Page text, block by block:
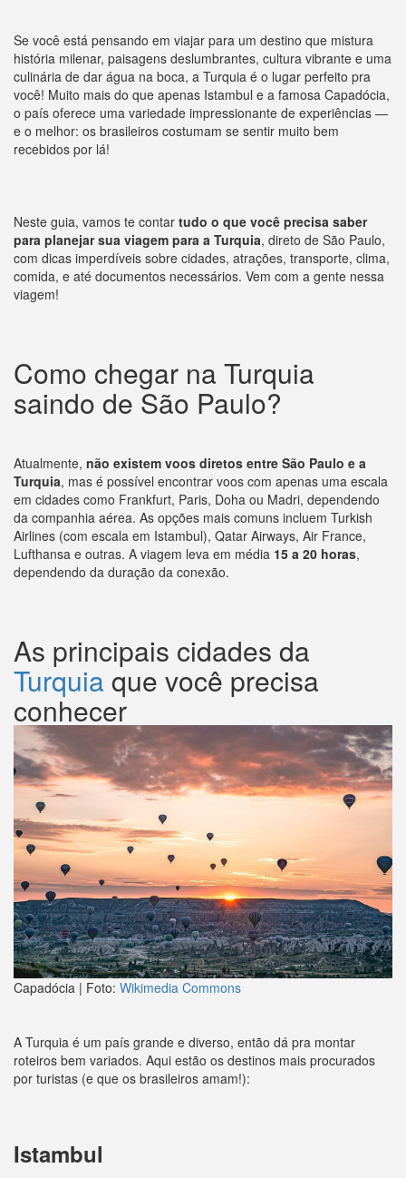
Se você está pensando em viajar para um destino que mistura
história milenar, paisagens deslumbrantes, cultura vibrante e uma
culinária de dar água na boca, a Turquia é o lugar perfeito pra
você! Muito mais do que apenas Istambul e a famosa Capadócia,
o país oferece uma variedade impressionante de experiências —
e o melhor: os brasileiros costumam se sentir muito bem
recebidos por lá!
Neste guia, vamos te contar tudo o que você precisa saber
para planejar sua viagem para a Turquia, direto de São Paulo,
com dicas imperdíveis sobre cidades, atrações, transporte, clima,
comida, e até documentos necessários. Vem com a gente nessa
viagem!
Como chegar na Turquia
saindo de São Paulo?
Atualmente, não existem voos diretos entre São Paulo e a
Turquia, mas é possível encontrar voos com apenas uma escala
em cidades como Frankfurt, Paris, Doha ou Madri, dependendo
da companhia aérea. As opções mais comuns incluem Turkish
Airlines (com escala em Istambul), Qatar Airways, Air France,
Lufthansa e outras. A viagem leva em média 15 a 20 horas,
dependendo da duração da conexão.
As principais cidades da
Turquia que você precisa
conhecer
Capadócia | Foto: Wikimedia Commons
A Turquia é um país grande e diverso, então dá pra montar
roteiros bem variados. Aqui estão os destinos mais procurados
por turistas (e que os brasileiros amam!):
Istambul